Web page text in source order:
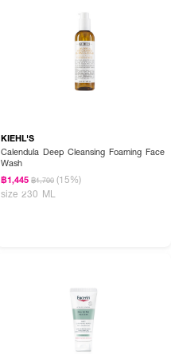
KIEHL'S
Calendula Deep Cleansing Foaming Face
Wash
฿1,445 ฿1,700 (15%)
size 230 ML